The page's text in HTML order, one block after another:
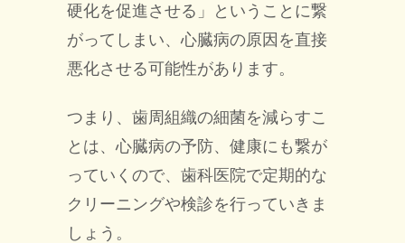
硬化を促進させる」ということに繋
がってしまい、心臓病の原因を直接
悪化させる可能性があります。
つまり、歯周組織の細菌を減らすこ
とは、心臓病の予防、健康にも繋が
っていくので、歯科医院で定期的な
クリーニングや検診を行っていきま
しょう。